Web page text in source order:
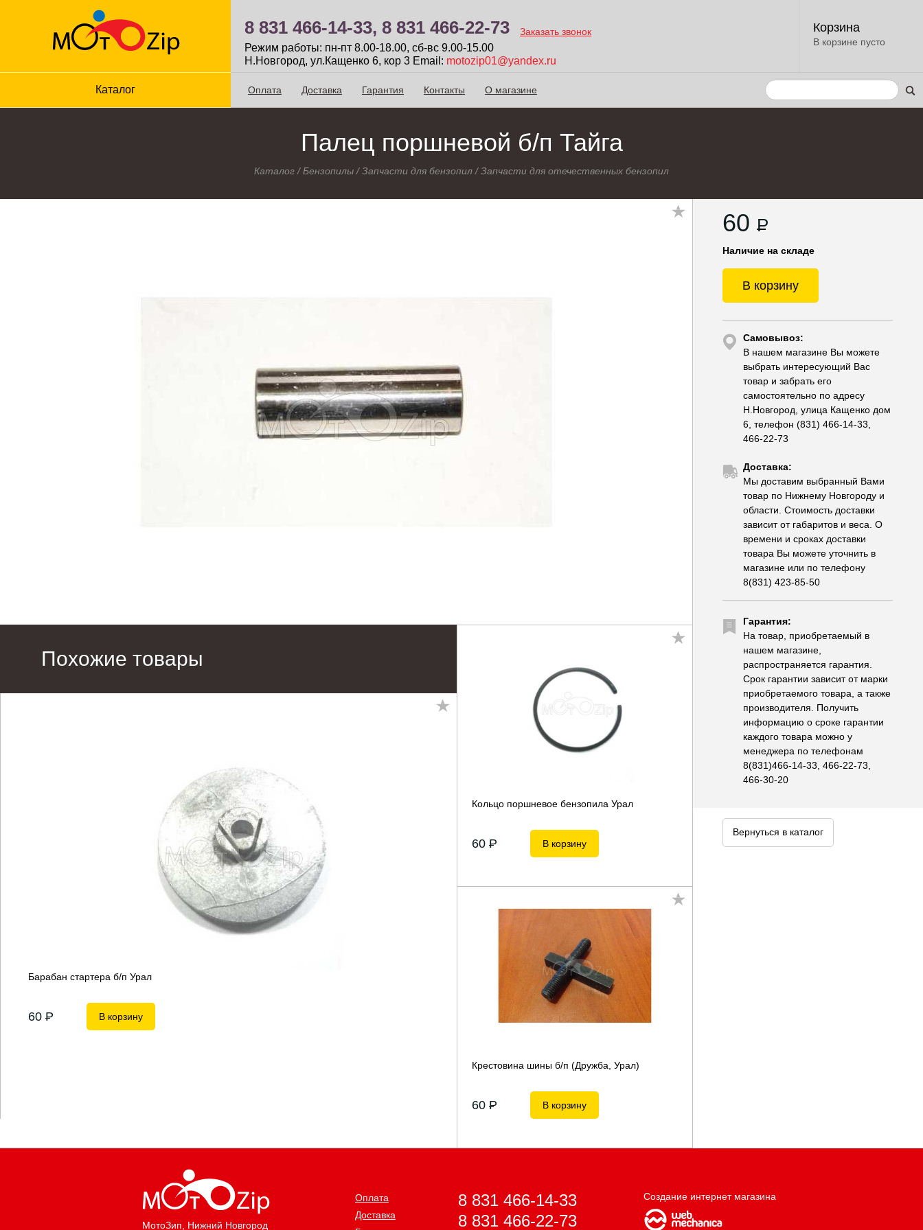
8 831 466-14-33, 8 831 466-22-73 Заказать звонок
Режим работы: пн-пт 8.00-18.00, сб-вc 9.00-15.00
Н.Новгород, ул.Кащенко 6, кор 3 Email: motozip01@yandex.ru
Корзина
В корзине пусто
Каталог Оплата Доставка Гарантия Контакты О магазине
Палец поршневой б/п Тайга
Каталог /Бензопилы /Запчасти для бензопил /Запчасти для отечественных бензопил
60 P
Наличие на складе
В корзину
Самовывоз:
В нашем магазине Вы можете
выбрать интересующий Вас
товар и забрать его
самостоятельно по адресу
Н.Новгород, улица Кащенко дом
6, телефон (831) 466-14-33,
466-22-73
Доставка:
Мы доставим выбранный Вами
товар по Нижнему Новгороду и
области. Стоимость доставки
зависит от габаритов и веса. О
времени и сроках доставки
товара Вы можете уточнить в
магазине или по телефону
8(831) 423-85-50
Гарантия:
На товар, приобретаемый в
нашем магазине,
распространяется гарантия.
Срок гарантии зависит от марки
приобретаемого товара, а также
производителя. Получить
информацию о сроке гарантии
каждого товара можно у
менеджера по телефонам
8(831)466-14-33, 466-22-73,
466-30-20
Вернуться в каталог
Похожие товары
Барабан стартера б/п Урал
60 P В корзину
Кольцо поршневое бензопила Урал
60 P В корзину
Крестовина шины б/п (Дружба, Урал)
60 P В корзину
МотоЗип , Нижний Новгород
Оплата
Доставка
8 831 466-14-33
8 831 466-22-73
Создание интернет магазина